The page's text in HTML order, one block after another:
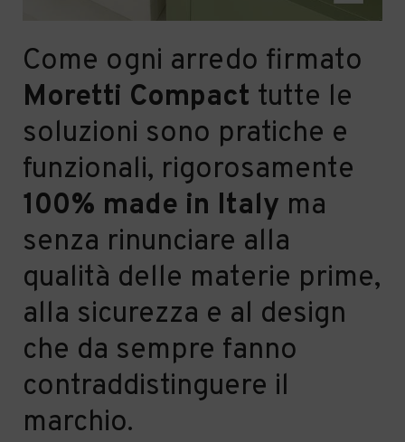
Come ogni arredo firmato
Moretti Compact tutte le
soluzioni sono pratiche e
funzionali, rigorosamente
100% made in Italy ma
senza rinunciare alla
qualità delle materie prime,
alla sicurezza e al design
che da sempre fanno
contraddistinguere il
marchio.